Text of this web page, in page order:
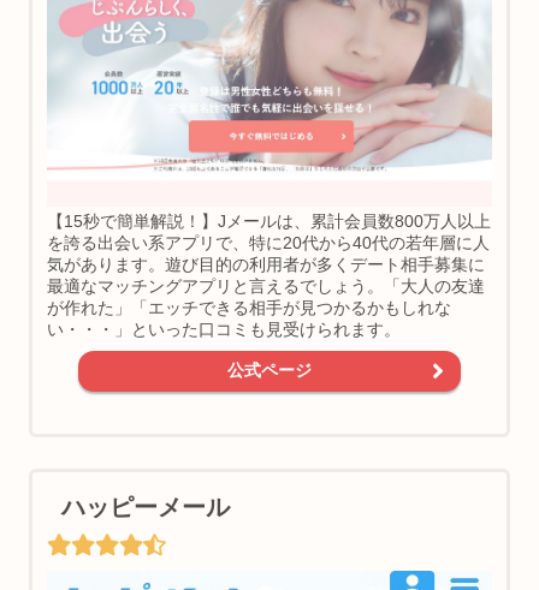
【15秒で簡単解説！】Jメールは、累計会員数800万人以上
を誇る出会い系アプリで、特に20代から40代の若年層に人
気があります。遊び目的の利用者が多くデート相手募集に
最適なマッチングアプリと言えるでしょう。「大人の友達
が作れた」「エッチできる相手が見つかるかもしれな
い・・・」といった口コミも見受けられます。
公式ページ
ハッピーメール